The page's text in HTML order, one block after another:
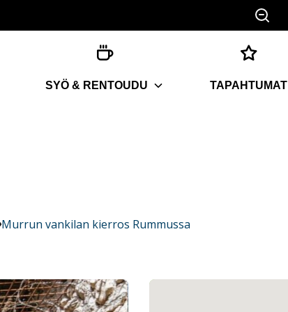
SYÖ & RENTOUDU TAPAHTUMAT
Murrun vankilan kierros Rummussa